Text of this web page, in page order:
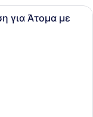
ξενοδοχείου με δύο
για Άτομα με